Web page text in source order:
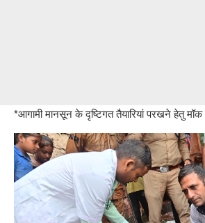
*आगामी मानसून के दृष्टिगत तैयारियां परखने हेतु